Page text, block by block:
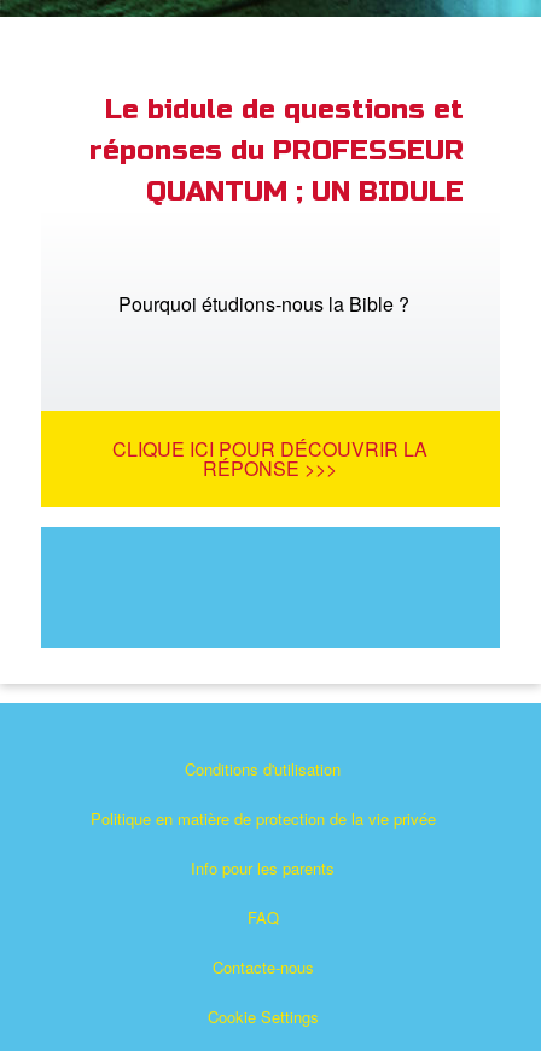
Le bidule de questions et
réponses du PROFESSEUR
QUANTUM ; UN BIDULE
Pourquoi étudions-nous la Bible ?
CLIQUE ICI POUR DÉCOUVRIR LA
RÉPONSE >>>
Conditions d'utilisation
Politique en matière de protection de la vie privée
Info pour les parents
FAQ
Contacte-nous
Cookie Settings